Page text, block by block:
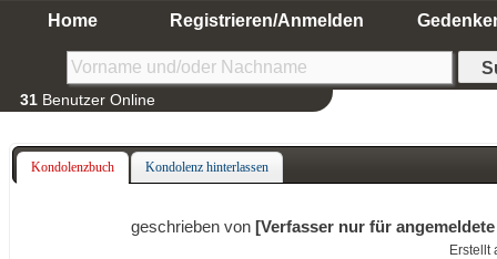
Home Registrieren/Anmelden
31 Benutzer Online
Kondolenzbuch Kondolenz hinterlassen
geschrieben von [Verfasser nur für
Erstellt